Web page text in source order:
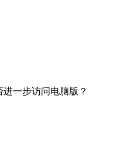
一步访问电脑版？